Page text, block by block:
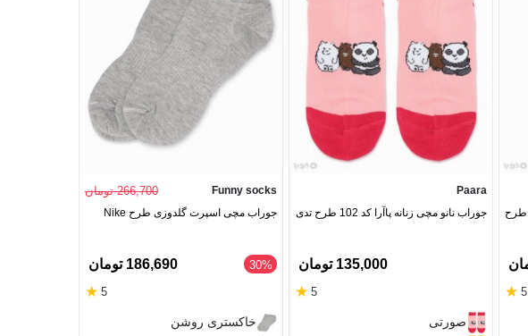
جوراب حوله ای مچی زنانه پاآرا کد 804 طرح
5
★
Paara
جوراب نانو مچی زنانه پاآرا کد 102 طرح تدی
135,000 تومان
5
★
صورتی
Funny socks 266,700 تومان
جوراب مچی اسپرت گلدوزی طرح Nike
‎30% 186,690 تومان
5
★
خاکستری روشن